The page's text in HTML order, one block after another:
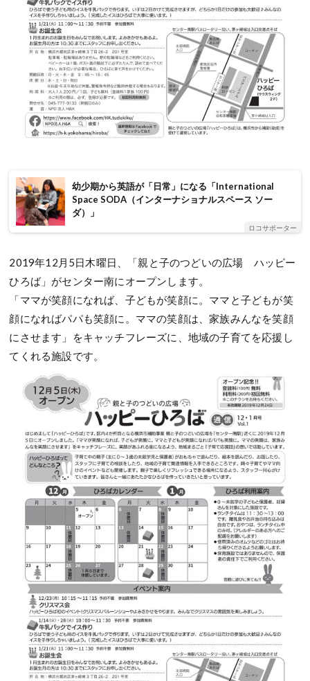
幼少期から英語が「日常」になる「International
Space SODA（インターナショナルスペース ソー
ダ）」
ロコサポーター
2019年12月5日木曜日、「親と子のつどいの広場 ハッピー
ひろば」がセンター南にオープンします。
「ママが笑顔になれば、子どもが笑顔に。ママと子どもが笑
顔になればパパも笑顔に。ママの笑顔は、家族みんなを笑顔
にさせます」をキャッチフレーズに、地域の子育てを応援し
てくれる施設です。